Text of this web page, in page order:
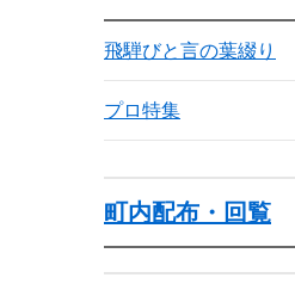
飛騨びと言の葉綴り
プロ特集
町内配布・回覧